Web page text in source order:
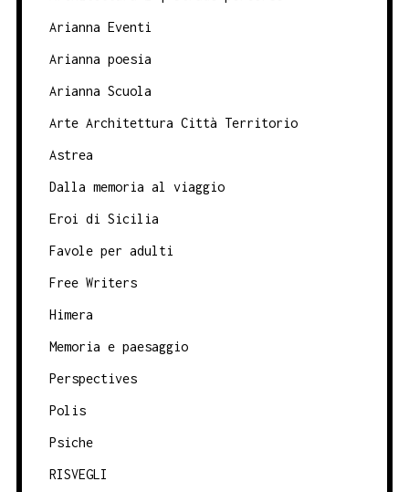
Arianna Eventi
Arianna poesia
Arianna Scuola
Arte Architettura Città Territorio
Astrea
Dalla memoria al viaggio
Eroi di Sicilia
Favole per adulti
Free Writers
Himera
Memoria e paesaggio
Perspectives
Polis
Psiche
RISVEGLI